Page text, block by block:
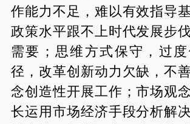
作能力不足，难以有效指导
政策水平跟不上时代发展步
需要；思维方式保守，过
径，改革创新动力欠缺，不
念创造性开展工作；市场观
长运用市场经济手段分析解